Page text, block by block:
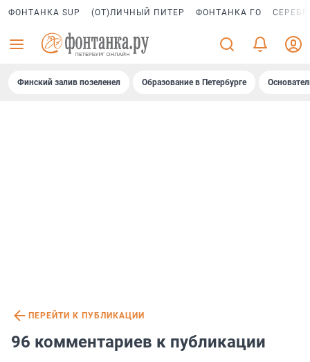
ФОНТАНКА SUP (ОТ)ЛИЧНЫЙ ПИТЕР ФОНТАНКА ГО
Финский залив позеленел Образование в Петербурге
ПЕРЕЙТИ К ПУБЛИКАЦИИ
96 комментариев к публикации